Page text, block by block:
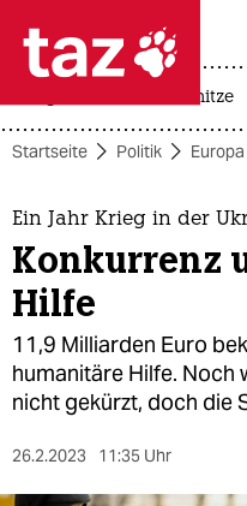
 taz
taz zahl
themen
politik
öko
gesellschaft
sport
hitze
Startseite Politik Europa
Ein Jahr Krieg in der
Konkurrenz
Hilfe
11,9 Milliarden Euro
humanitäre Hilfe. Noch
nicht gekürzt, doch die
26.2.2023 11:35 Uhr